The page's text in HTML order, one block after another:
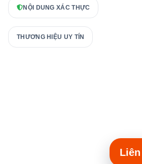
NỘI DUNG XÁC THỰC
THƯƠNG HIỆU UY TÍN